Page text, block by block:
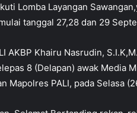
Lomba Layangan
tanggal 27,28 dan 29
AKBP Khairu Nasrudin,
8 (Delapan) awak Media
Mapolres PALI, pada Selasa